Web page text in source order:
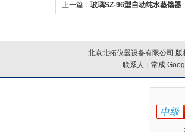
上一篇： 玻璃SZ-96型自动纯水蒸馏器
北京北拓仪器设备有限公司
联系人：常成